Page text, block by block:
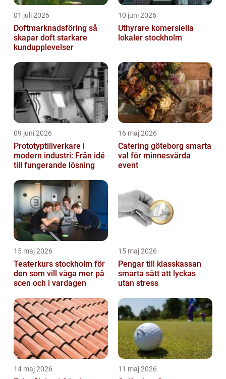
01 juli 2026
Doftmarknadsföring så
skapar doft starkare
kundupplevelser
10 juni 2026
Uthyrare komersiella
lokaler stockholm
09 juni 2026
Prototyptillverkare i
modern industri: Från idé
till fungerande lösning
16 maj 2026
Catering göteborg smarta
val för minnesvärda
event
15 maj 2026
Teaterkurs stockholm för
den som vill våga mer på
scen och i vardagen
15 maj 2026
Pengar till klasskassan
smarta sätt att lyckas
utan stress
14 maj 2026 11 maj 2026